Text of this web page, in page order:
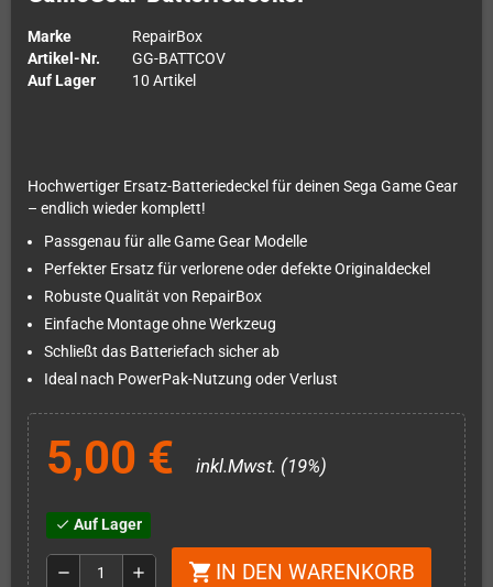
Marke
RepairBox
Artikel-Nr.
GG-BATTCOV
Auf Lager
10 Artikel
Hochwertiger Ersatz-Batteriedeckel für deinen Sega Game Gear
– endlich wieder komplett!
Passgenau für alle Game Gear Modelle
Perfekter Ersatz für verlorene oder defekte Originaldeckel
Robuste Qualität von RepairBox
Einfache Montage ohne Werkzeug
Schließt das Batteriefach sicher ab
Ideal nach PowerPak-Nutzung oder Verlust
5,00 € inkl.Mwst. (19%)
check Auf Lager
remove add shopping_cart IN DEN WARENKORB